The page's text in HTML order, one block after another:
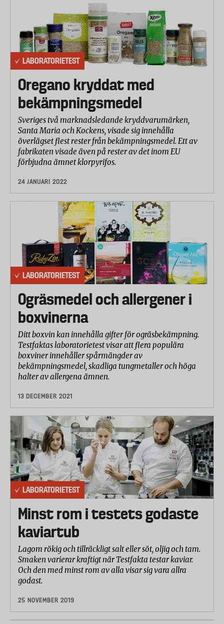
LABORATORIETEST
Oregano kryddat med
bekämpningsmedel
Sveriges två marknadsledande kryddvarumärken,
Santa Maria och Kockens, visade sig innehålla
överlägset flest rester från bekämpningsmedel. Ett av
fabrikaten visade även på rester av det inom EU
förbjudna ämnet klorpyrifos.
24 JANUARI 2022
LABORATORIETEST
Ogräsmedel och allergener i
boxvinerna
Ditt boxvin kan innehålla gifter för ogräsbekämpning.
Testfaktas laboratorietest visar att flera populära
boxviner innehåller spårmängder av
bekämpningsmedel, skadliga tungmetaller och höga
halter av allergena ämnen.
13 DECEMBER 2021
LABORATORIETEST
Minst rom i testets godaste
kaviartub
Lagom rökig och tillräckligt salt eller söt, oljig och tam.
Smaken varierar kraftigt när Testfakta testar kaviar.
Och den med minst rom av alla visar sig vara allra
godast.
25 NOVEMBER 2019